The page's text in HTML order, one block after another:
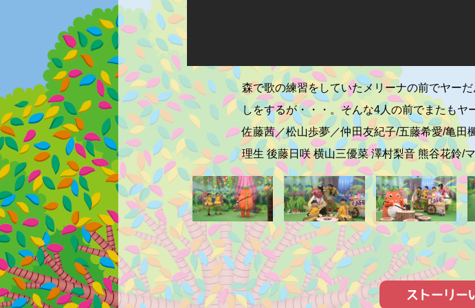
森で歌の練習をしていたメリーナの前でヤー
しをするが・・・。そんな4人の前でまたも
佐藤茜／松山歩夢／仲田友紀子/五藤希愛/亀田
理生 後藤日咲 横山三優菜 澤村梨音 熊谷花鈴/
ストーリー